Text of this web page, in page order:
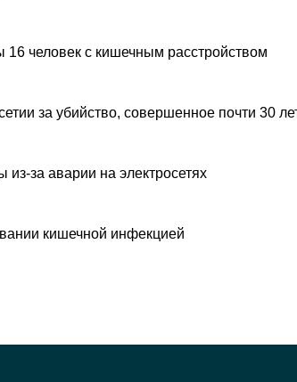
человек с кишечным расстройством
за убийство, совершенное почти 30
из-за аварии на электросетях
кишечной инфекцией